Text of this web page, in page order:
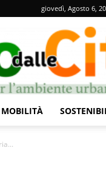
giovedì, Agosto 6,
MOBILITÀ